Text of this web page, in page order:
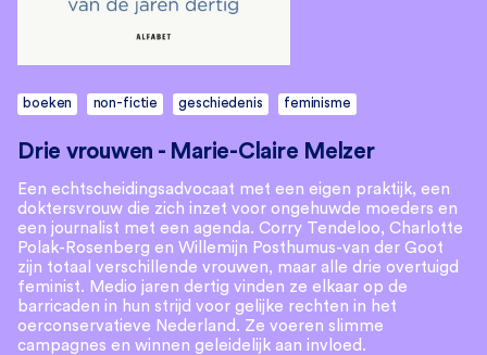
boeken non-fictie geschiedenis feminisme
Drie vrouwen - Marie-Claire Melzer
Een echtscheidingsadvocaat met een eigen praktijk, een
doktersvrouw die zich inzet voor ongehuwde moeders en
een journalist met een agenda. Corry Tendeloo, Charlotte
Polak-Rosenberg en Willemijn Posthumus-van der Goot
zijn totaal verschillende vrouwen, maar alle drie overtuigd
feminist. Medio jaren dertig vinden ze elkaar op de
barricaden in hun strijd voor gelijke rechten in het
oerconservatieve Nederland. Ze voeren slimme
campagnes en winnen geleidelijk aan invloed.